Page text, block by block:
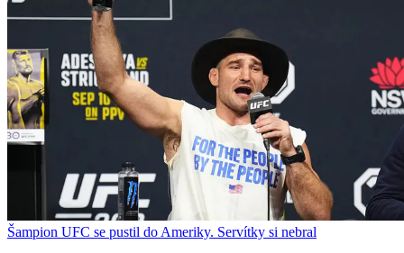
Šampion UFC se pustil do Ameriky. Servítky si nebral